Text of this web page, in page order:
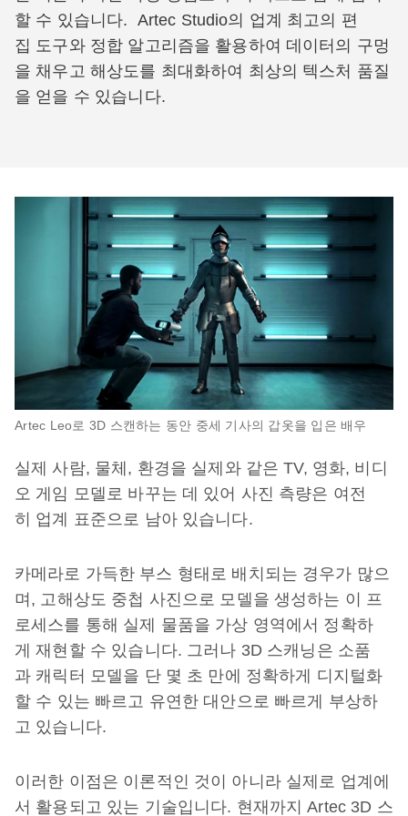
할 수 있습니다. Artec Studio의 업계 최고의 편
집 도구와 정합 알고리즘을 활용하여 데이터의 구멍
을 채우고 해상도를 최대화하여 최상의 텍스처 품질
을 얻을 수 있습니다.
Artec Leo로 3D 스캔하는 동안 중세 기사의 갑옷을 입은 배우
실제 사람, 물체, 환경을 실제와 같은 TV, 영화, 비디
오 게임 모델로 바꾸는 데 있어 사진 측량은 여전
히 업계 표준으로 남아 있습니다.
카메라로 가득한 부스 형태로 배치되는 경우가 많으
며, 고해상도 중첩 사진으로 모델을 생성하는 이 프
로세스를 통해 실제 물품을 가상 영역에서 정확하
게 재현할 수 있습니다. 그러나 3D 스캐닝은 소품
과 캐릭터 모델을 단 몇 초 만에 정확하게 디지털화
할 수 있는 빠르고 유연한 대안으로 빠르게 부상하
고 있습니다.
이러한 이점은 이론적인 것이 아니라 실제로 업계에
서 활용되고 있는 기술입니다. 현재까지 Artec 3D 스